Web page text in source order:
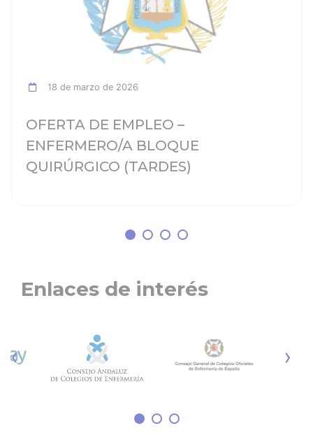
18 de marzo de 2026
OFERTA DE EMPLEO –
ENFERMERO/A BLOQUE
QUIRÚRGICO (TARDES)
Enlaces de interés
‹ ›